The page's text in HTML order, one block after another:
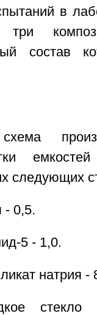
в
состав
схема
следующих
- 0,5.
5 - 1,0.
натрия -
стекло